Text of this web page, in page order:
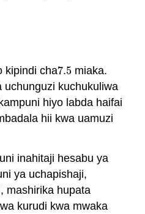
kipindi cha7.5
7.5miaka.
uchunguzi kuchukuliwa
hiyo labda haifai
hii kwa uamuzi
inahitaji hesabu ya
ya uchapishaji,
mashirika hupata
kurudi kwa mwaka